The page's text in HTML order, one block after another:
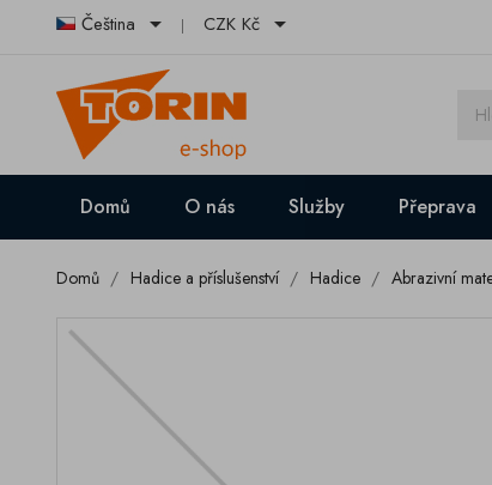
Čeština  CZK Kč 
Domů O nás Služby Přeprava
Domů Hadice a příslušenství Hadice Abrazivní